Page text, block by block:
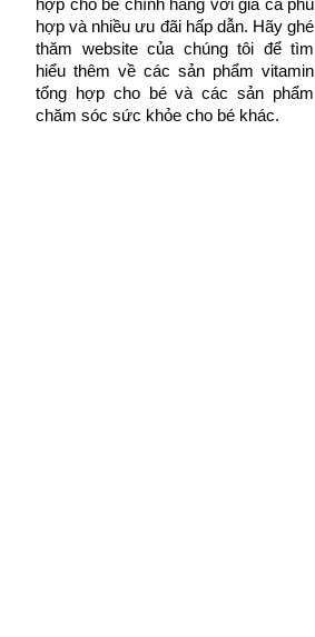
hợp cho bé chính hãng với giá cả phù
hợp và nhiều ưu đãi hấp dẫn. Hãy ghé
thăm website của chúng tôi để tìm
hiểu thêm về các sản phẩm vitamin
tổng hợp cho bé và các sản phẩm
chăm sóc sức khỏe cho bé khác.